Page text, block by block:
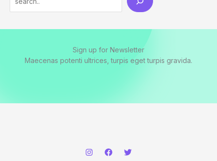
Sign up for Newsletter
Maecenas potenti ultrices, turpis eget turpis gravida.